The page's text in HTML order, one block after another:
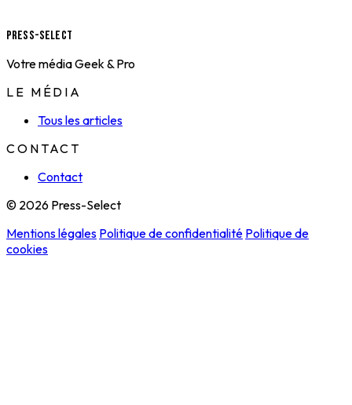
Press-Select
Votre média Geek & Pro
LE MÉDIA
Tous les articles
CONTACT
Contact
© 2026 Press-Select
Mentions légales Politique de confidentialité Politique de
cookies